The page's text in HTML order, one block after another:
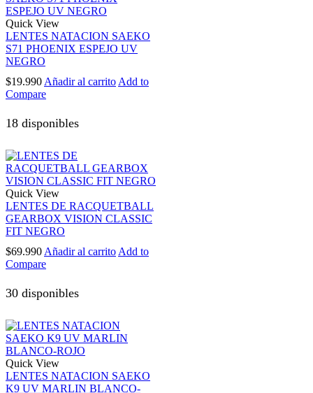
Quick View
LENTES NATACION SAEKO
S71 PHOENIX ESPEJO UV
NEGRO
$19.990 Añadir al carrito Add to
Compare
18 disponibles
Quick View
LENTES DE RACQUETBALL
GEARBOX VISION CLASSIC
FIT NEGRO
$69.990 Añadir al carrito Add to
Compare
30 disponibles
Quick View
LENTES NATACION SAEKO
K9 UV MARLIN BLANCO-